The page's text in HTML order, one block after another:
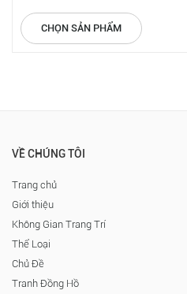
CHỌN SẢN PHẨM
VỀ CHÚNG TÔI
Trang chủ
Giới thiệu
Không Gian Trang Trí
Thể Loại
Chủ Đề
Tranh Đồng Hồ